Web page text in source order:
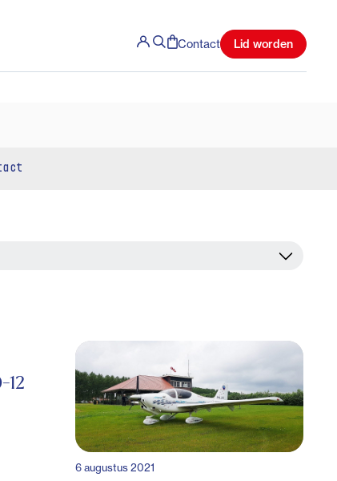
Contact Lid worden
12
6 augustus 2021